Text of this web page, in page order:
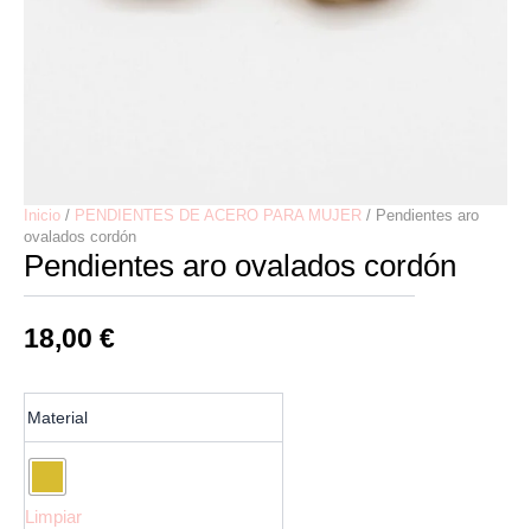
Inicio / PENDIENTES DE ACERO PARA MUJER / Pendientes aro
ovalados cordón
Pendientes aro ovalados cordón
18,00 €
Material
Limpiar
aro
cantidad